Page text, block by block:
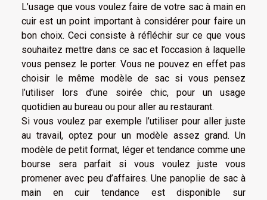
L’usage que vous voulez faire de votre sac à main en
cuir est un point important à considérer pour faire un
bon choix. Ceci consiste à réfléchir sur ce que vous
souhaitez mettre dans ce sac et l’occasion à laquelle
vous pensez le porter. Vous ne pouvez en effet pas
choisir le même modèle de sac si vous pensez
l’utiliser lors d’une soirée chic, pour un usage
quotidien au bureau ou pour aller au restaurant.
Si vous voulez par exemple l’utiliser pour aller juste
au travail, optez pour un modèle assez grand. Un
modèle de petit format, léger et tendance comme une
bourse sera parfait si vous voulez juste vous
promener avec peu d’affaires. Une panoplie de sac à
main en cuir tendance est disponible sur